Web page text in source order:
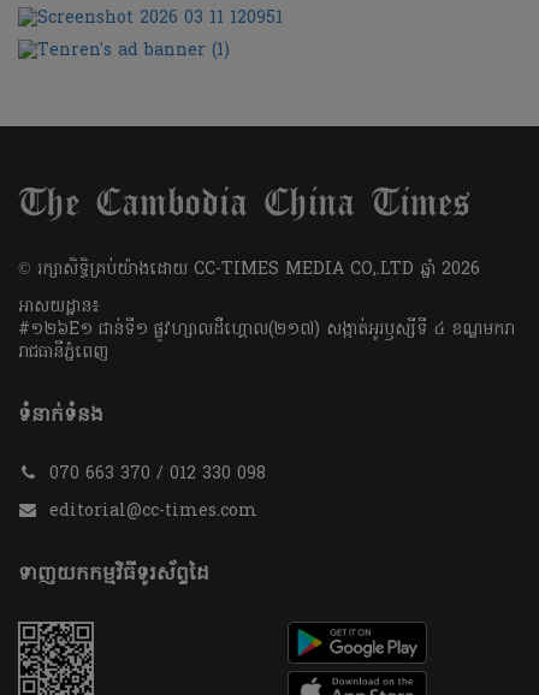
​© រក្សា​សិទ្ធិ​គ្រប់​យ៉ាង​ដោយ​ CC-TIMES MEDIA CO,.LTD ឆ្នាំ​ 2026
អាសយដ្ឋាន៖
#១២៦E១ ជាន់ទី១ ផ្លូវហ្សាលដឺហ្គោល(២១៧) សង្កាត់អូរឫស្សីទី ៤ ខណ្ឌមករា
រាជធានីភ្នំពេញ
ទំនាក់ទំនង
070 663 370 / 012 330 098
editorial@cc-times.com
ទាញយកកម្មវិធីទូរស័ព្ទដៃ